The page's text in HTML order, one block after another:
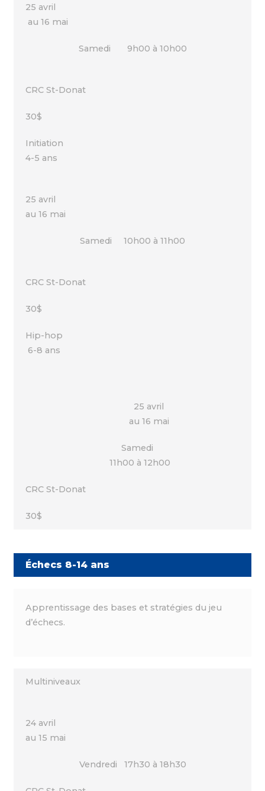
25 avril
au 16 mai
Samedi 9h00 à 10h00
CRC St-Donat
30$
Initiation
4-5 ans
25 avril
au 16 mai
Samedi 10h00 à 11h00
CRC St-Donat
30$
Hip-hop
6-8 ans
25 avril
au 16 mai
Samedi
11h00 à 12h00
CRC St-Donat
30$
Échecs 8-14 ans
Apprentissage des bases et stratégies du jeu
d’échecs.
Multiniveaux
24 avril
au 15 mai
Vendredi 17h30 à 18h30